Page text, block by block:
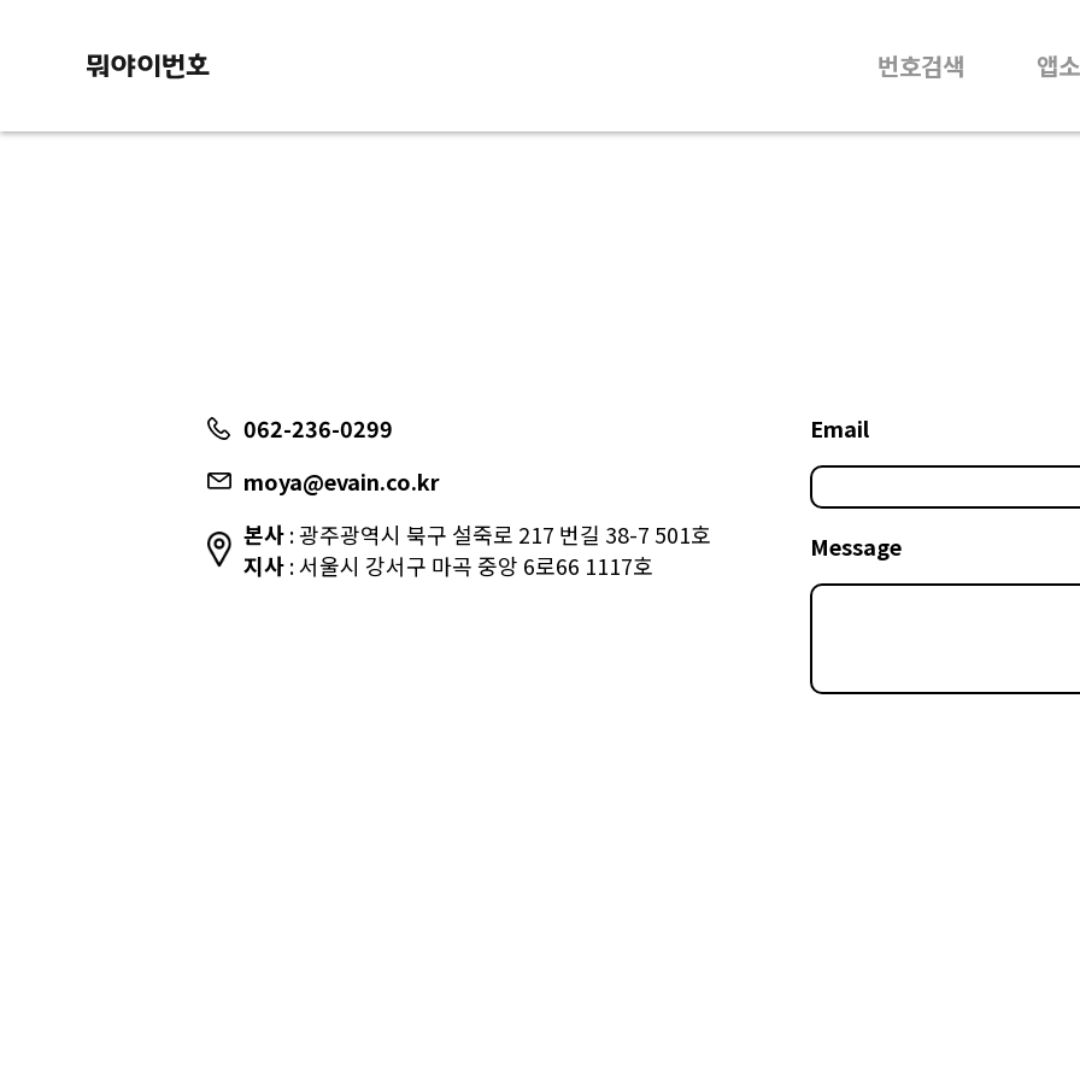
번호검색 앱
062-236-0299
moya@evain.co.kr
본사: 광주광역시 북구 설죽로 217 번길 38-7 501호
지사: 서울시 강서구 마곡 중앙 6로66 1117호
Email
Message